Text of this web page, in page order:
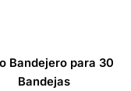
Bandejero para 30
Bandejas